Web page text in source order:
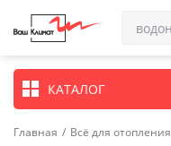
КАТАЛОГ
Главная / Всё для отопления